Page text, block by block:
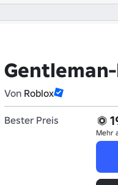
Von Roblox
Bester Preis
Mehr